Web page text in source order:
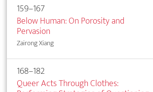
159–167
Below Human: On Porosity and
Pervasion
Zairong Xiang
168–182
Queer Acts Through Clothes: